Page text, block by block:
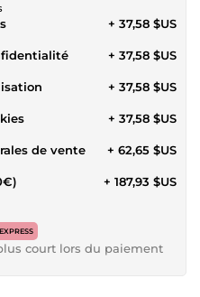
+ 37,58 $US
+ 37,58 $US
+ 37,58 $US
+ 37,58 $US
de vente + 62,65 $US
+ 187,93 $US
EXPRESS
court lors du paiement